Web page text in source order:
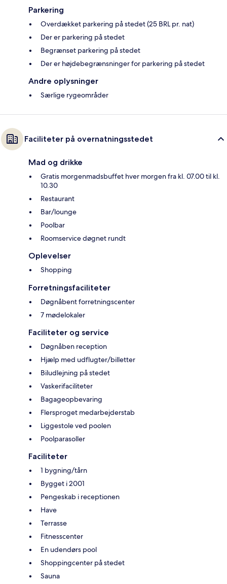
Parkering
Overdækket parkering på stedet (25 BRL pr. nat)
Der er parkering på stedet
Begrænset parkering på stedet
Der er højdebegrænsninger for parkering på stedet
Andre oplysninger
Særlige rygeområder
Faciliteter på overnatningsstedet
Mad og drikke
Gratis morgenmadsbuffet hver morgen fra kl. 07.00 til kl.
10.30
Restaurant
Bar/lounge
Poolbar
Roomservice døgnet rundt
Oplevelser
Shopping
Forretningsfaciliteter
Døgnåbent forretningscenter
7 mødelokaler
Faciliteter og service
Døgnåben reception
Hjælp med udflugter/billetter
Biludlejning på stedet
Vaskerifaciliteter
Bagageopbevaring
Flersproget medarbejderstab
Liggestole ved poolen
Poolparasoller
Faciliteter
1 bygning/tårn
Bygget i 2001
Pengeskab i receptionen
Have
Terrasse
Fitnesscenter
En udendørs pool
Shoppingcenter på stedet
Sauna